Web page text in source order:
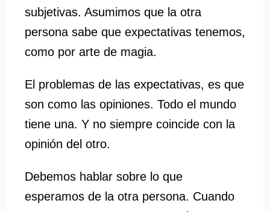
subjetivas. Asumimos que la otra
persona sabe que expectativas tenemos,
como por arte de magia.
El problemas de las expectativas, es que
son como las opiniones. Todo el mundo
tiene una. Y no siempre coincide con la
opinión del otro.
Debemos hablar sobre lo que
esperamos de la otra persona. Cuando